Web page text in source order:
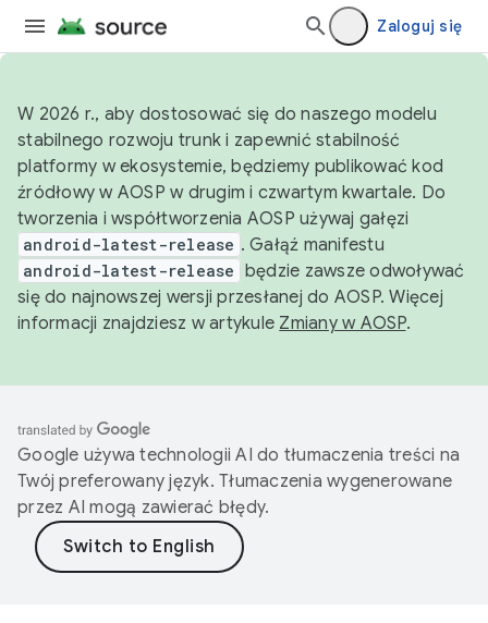
Zaloguj się
W 2026 r., aby dostosować się do naszego modelu
stabilnego rozwoju trunk i zapewnić stabilność
platformy w ekosystemie, będziemy publikować kod
źródłowy w AOSP w drugim i czwartym kwartale. Do
tworzenia i współtworzenia AOSP używaj gałęzi
android-latest-release . Gałąź manifestu
android-latest-release będzie zawsze odwoływać
się do najnowszej wersji przesłanej do AOSP. Więcej
informacji znajdziesz w artykule Zmiany w AOSP.
Google używa technologii AI do tłumaczenia treści na
Twój preferowany język. Tłumaczenia wygenerowane
przez AI mogą zawierać błędy.